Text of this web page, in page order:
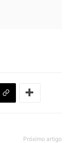
Próximo artigo